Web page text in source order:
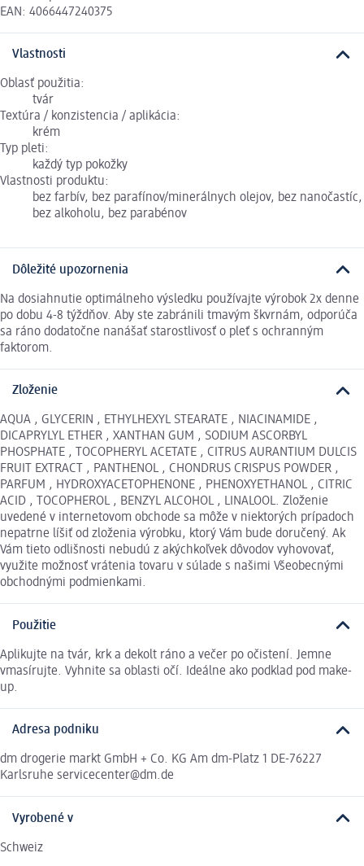
EAN: 4066447240375
Vlastnosti
Oblasť použitia:
tvár
Textúra / konzistencia / aplikácia:
krém
Typ pleti:
každý typ pokožky
Vlastnosti produktu:
bez farbív, bez parafínov/minerálnych olejov, bez nanočastíc,
bez alkoholu, bez parabénov
Dôležité upozornenia
Na dosiahnutie optimálneho výsledku používajte výrobok 2x denne
po dobu 4-8 týždňov. Aby ste zabránili tmavým škvrnám, odporúča
sa ráno dodatočne nanášať starostlivosť o pleť s ochranným
faktorom.
Zloženie
AQUA , GLYCERIN , ETHYLHEXYL STEARATE , NIACINAMIDE ,
DICAPRYLYL ETHER , XANTHAN GUM , SODIUM ASCORBYL
PHOSPHATE , TOCOPHERYL ACETATE , CITRUS AURANTIUM DULCIS
FRUIT EXTRACT , PANTHENOL , CHONDRUS CRISPUS POWDER ,
PARFUM , HYDROXYACETOPHENONE , PHENOXYETHANOL , CITRIC
ACID , TOCOPHEROL , BENZYL ALCOHOL , LINALOOL. Zloženie
uvedené v internetovom obchode sa môže v niektorých prípadoch
nepatrne líšiť od zloženia výrobku, ktorý Vám bude doručený. Ak
Vám tieto odlišnosti nebudú z akýchkoľvek dôvodov vyhovovať,
využite možnosť vrátenia tovaru v súlade s našimi Všeobecnými
obchodnými podmienkami.
Použitie
Aplikujte na tvár, krk a dekolt ráno a večer po očistení. Jemne
vmasírujte. Vyhnite sa oblasti očí. Ideálne ako podklad pod make-
up.
Adresa podniku
dm drogerie markt GmbH + Co. KG Am dm-Platz 1 DE-76227
Karlsruhe servicecenter@dm.de
Vyrobené v
Schweiz